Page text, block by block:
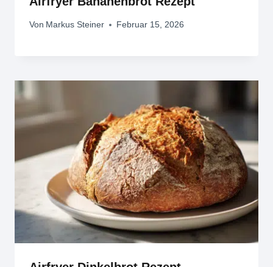
Von Markus Steiner Februar 15, 2026